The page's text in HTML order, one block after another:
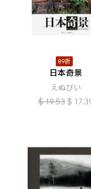
89折
日本奇景
えぬびい
$ 19.53 $